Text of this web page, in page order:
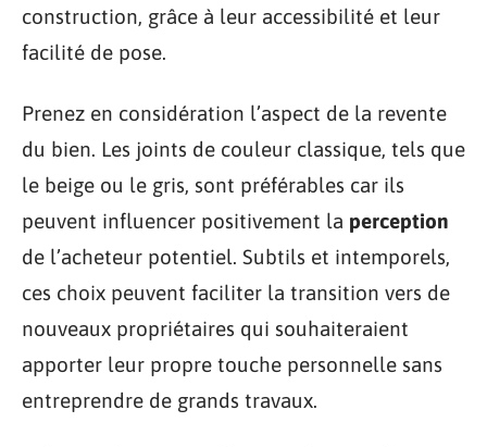
construction, grâce à leur accessibilité et leur
facilité de pose.
Prenez en considération l’aspect de la revente
du bien. Les joints de couleur classique, tels que
le beige ou le gris, sont préférables car ils
peuvent influencer positivement la perception
de l’acheteur potentiel. Subtils et intemporels,
ces choix peuvent faciliter la transition vers de
nouveaux propriétaires qui souhaiteraient
apporter leur propre touche personnelle sans
entreprendre de grands travaux.